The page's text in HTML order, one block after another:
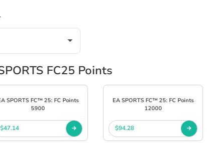
FC25 Points
SPORTS FC™ 25: FC Points
5900
$47.14
EA SPORTS FC™ 25: FC Points
12000
$94.28